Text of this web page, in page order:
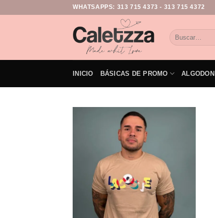
WHATSAPPS: 313 715 4373 - 313 715 4372
INICIO BÁSICAS DE PROMO ALGODON